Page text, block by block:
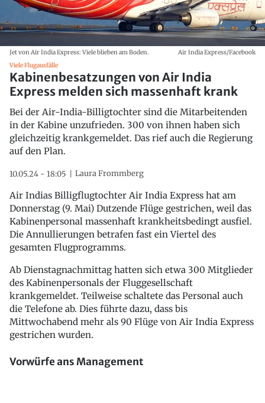
Jet von Air India Express: Viele blieben am Boden.
Air India Express/Facebook
Viele Flugausfälle
Kabinenbesatzungen von Air India
Express melden sich massenhaft krank
Bei der Air-India-Billigtochter sind die Mitarbeitenden
in der Kabine unzufrieden. 300 von ihnen haben sich
gleichzeitig krankgemeldet. Das rief auch die Regierung
auf den Plan.
10.05.24 - 18:05 Laura Frommberg
Air Indias Billigflugtochter Air India Express hat am
Donnerstag (9. Mai) Dutzende Flüge gestrichen, weil das
Kabinenpersonal massenhaft krankheitsbedingt ausfiel.
Die Annullierungen betrafen fast ein Viertel des
gesamten Flugprogramms.
Ab Dienstagnachmittag hatten sich etwa 300 Mitglieder
des Kabinenpersonals der Fluggesellschaft
krankgemeldet. Teilweise schaltete das Personal auch
die Telefone ab. Dies führte dazu, dass bis
Mittwochabend mehr als 90 Flüge von Air India Express
gestrichen wurden.
Vorwürfe ans Management